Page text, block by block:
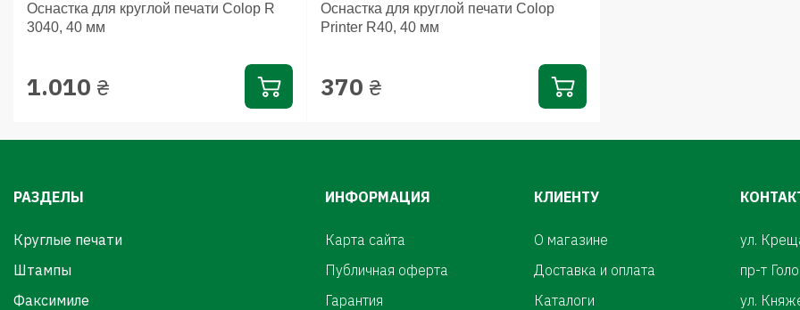
Оснастка для круглой печати Colop R
3040, 40 мм
1.010 ₴
Оснастка для круглой печати Colop
Printer R40, 40 мм
370 ₴
РАЗДЕЛЫ
Круглые печати
Штампы
Факсимиле
ИНФОРМАЦИЯ
Карта сайта
Публичная оферта
Гарантия
КЛИЕНТУ
О магазине
Доставка и оплата
Каталоги
ул.
пр-т
ул.